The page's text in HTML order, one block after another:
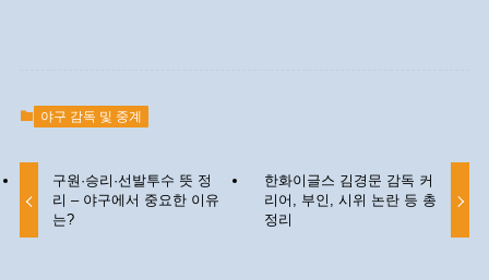
야구 감독 및 중계
구원·승리·선발투수 뜻 정
리 – 야구에서 중요한 이유
는?
한화이글스 김경문 감독 커
리어, 부인, 시위 논란 등 총
정리